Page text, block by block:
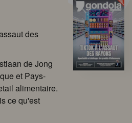
des
de Jong
et Pays-
alimentaire.
ce qu'est